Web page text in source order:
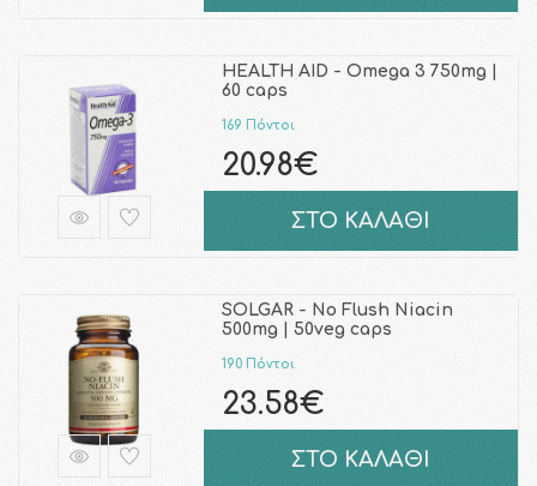
HEALTH AID - Omega 3 750mg |
60 caps
169 Πόντοι
20.98€
ΣΤΟ ΚΑΛΑΘΙ
SOLGAR - No Flush Niacin
500mg | 50veg caps
190 Πόντοι
23.58€
ΣΤΟ ΚΑΛΑΘΙ